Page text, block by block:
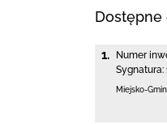
1. Numer
Sygnatura:
Miejsko-